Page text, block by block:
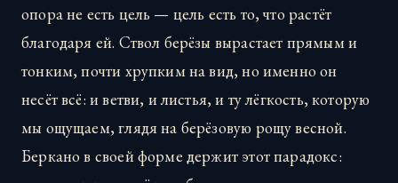
опора не есть цель — цель есть то, что растёт
благодаря ей. Ствол берёзы вырастает прямым и
тонким, почти хрупким на вид, но именно он
несёт всё: и ветви, и листья, и ту лёгкость, которую
мы ощущаем, глядя на берёзовую рощу весной.
Беркано в своей форме держит этот парадокс: